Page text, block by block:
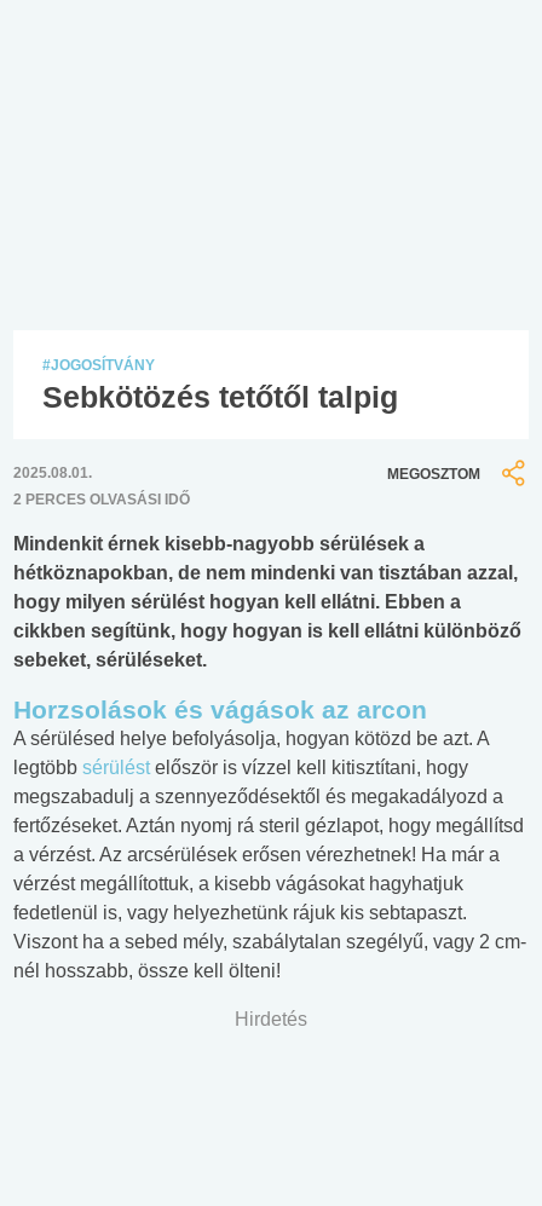
#JOGOSÍTVÁNY
Sebkötözés tetőtől talpig
2025.08.01.
2 PERCES OLVASÁSI IDŐ
MEGOSZTOM
Mindenkit érnek kisebb-nagyobb sérülések a
hétköznapokban, de nem mindenki van tisztában azzal,
hogy milyen sérülést hogyan kell ellátni. Ebben a
cikkben segítünk, hogy hogyan is kell ellátni különböző
sebeket, sérüléseket.
Horzsolások és vágások az arcon
A sérülésed helye befolyásolja, hogyan kötözd be azt. A
legtöbb sérüléstelőször is vízzel kell kitisztítani, hogy
megszabadulj a szennyeződésektől és megakadályozd a
fertőzéseket. Aztán nyomj rá steril gézlapot, hogy megállítsd
a vérzést. Az arcsérülések erősen vérezhetnek! Ha már a
vérzést megállítottuk, a kisebb vágásokat hagyhatjuk
fedetlenül is, vagy helyezhetünk rájuk kis sebtapaszt.
Viszont ha a sebed mély, szabálytalan szegélyű, vagy 2 cm-
nél hosszabb, össze kell ölteni!
Hirdetés